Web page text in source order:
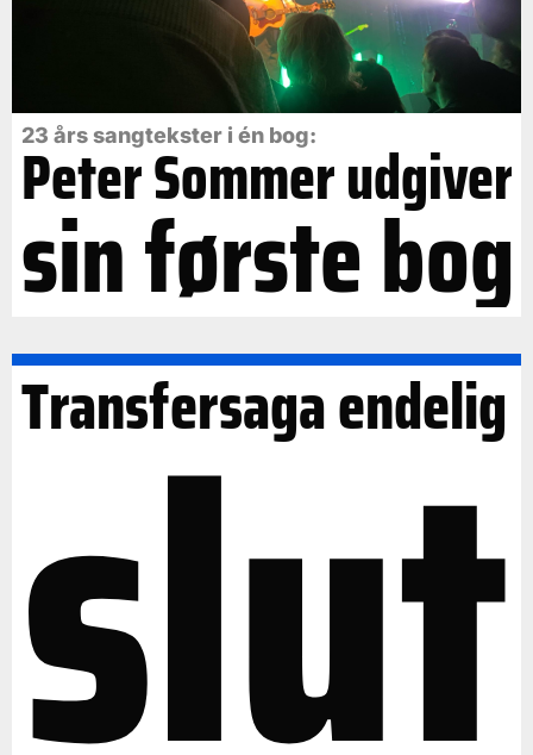
23 års sangtekster i én bog:
Peter Sommer udgiver
sin første bog
Transfersaga endelig
slut